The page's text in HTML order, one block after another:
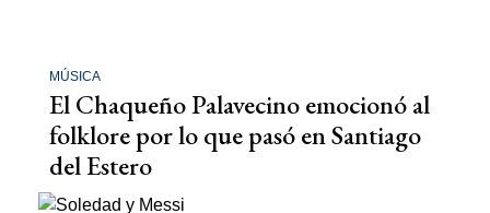
MÚSICA
El Chaqueño Palavecino emocionó al
folklore por lo que pasó en Santiago
del Estero